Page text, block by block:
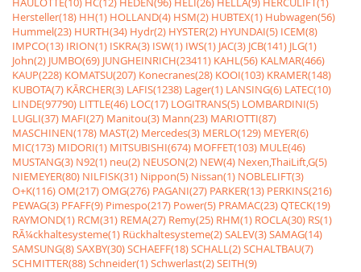
Hersteller(18) HH(1) HOLLAND(4) HSM(2) HUBTEX(1) Hubwagen(56)
Hummel(23) HURTH(34) Hydr(2) HYSTER(2) HYUNDAI(5) ICEM(8)
IMPCO(13) IRION(1) ISKRA(3) ISW(1) IWS(1) JAC(3) JCB(141) JLG(1)
John(2) JUMBO(69) JUNGHEINRICH(23411) KAHL(56) KALMAR(466)
KAUP(228) KOMATSU(207) Konecranes(28) KOOI(103) KRAMER(148)
KUBOTA(7) KÃRCHER(3) LAFIS(1238) Lager(1) LANSING(6) LATEC(10)
LINDE(97790) LITTLE(46) LOC(17) LOGITRANS(5) LOMBARDINI(5)
LUGLI(37) MAFI(27) Manitou(3) Mann(23) MARIOTTI(87)
MASCHINEN(178) MAST(2) Mercedes(3) MERLO(129) MEYER(6)
MIC(173) MIDORI(1) MITSUBISHI(674) MOFFET(103) MULE(46)
MUSTANG(3) N92(1) neu(2) NEUSON(2) NEW(4) Nexen,ThaiLift,G(5)
NIEMEYER(80) NILFISK(31) Nippon(5) Nissan(1) NOBLELIFT(3)
O+K(116)OM(217)OMG(276) PAGANI(27) PARKER(13) PERKINS(216)
PEWAG(3) PFAFF(9) Pimespo(217) Power(5) PRAMAC(23)QTECK(19)
RAYMOND(1) RCM(31) REMA(27) Remy(25) RHM(1) ROCLA(30) RS(1)
RÃ¼ckhaltesysteme(1) Rückhaltesysteme(2)SALEV(3)SAMAG(14)
SAMSUNG(8)SAXBY(30)SCHAEFF(18)SCHALL(2)SCHALTBAU(7)
SCHMITTER(88)Schneider(1)Schwerlast(2)SEITH(9)